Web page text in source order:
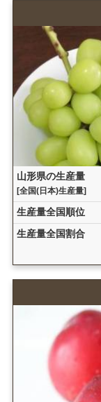
山形県の生産量
[全国(日本)生産量]
生産量全国順位
生産量全国割合